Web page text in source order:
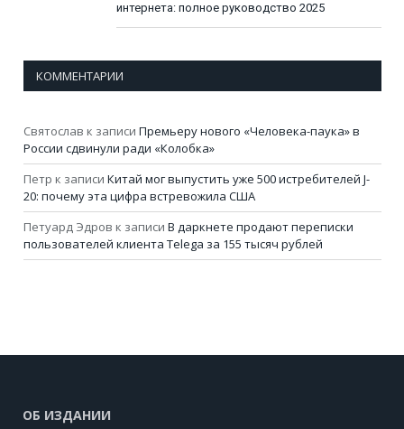
интернета: полное руководство 2025
КОММЕНТАРИИ
Святослав к записи Премьеру нового «Человека-паука» в
России сдвинули ради «Колобка»
Петр к записи Китай мог выпустить уже 500 истребителей J-
20: почему эта цифра встревожила США
Петуард Эдров к записи В даркнете продают переписки
пользователей клиента Telega за 155 тысяч рублей
ОБ ИЗДАНИИ